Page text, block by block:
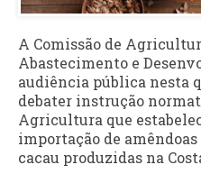
A Comissão de
Abastecimento e
audiência pública nesta
debater instrução
Agricultura que
importação de
cacau produzidas na